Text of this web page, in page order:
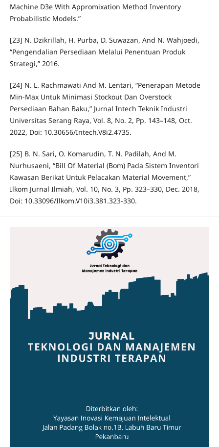
Machine D3e With Appromixation Method Inventory
Probabilistic Models.”
[23] N. Dzikrillah, H. Purba, D. Suwazan, And N. Wahjoedi,
“Pengendalian Persediaan Melalui Penentuan Produk
Strategi,” 2016.
[24] N. L. Rachmawati And M. Lentari, “Penerapan Metode
Min-Max Untuk Minimasi Stockout Dan Overstock
Persediaan Bahan Baku,” Jurnal Intech Teknik Industri
Universitas Serang Raya, Vol. 8, No. 2, Pp. 143–148, Oct.
2022, Doi: 10.30656/Intech.V8i2.4735.
[25] B. N. Sari, O. Komarudin, T. N. Padilah, And M.
Nurhusaeni, “Bill Of Material (Bom) Pada Sistem Inventori
Kawasan Berikat Untuk Pelacakan Material Movement,”
Ilkom Jurnal Ilmiah, Vol. 10, No. 3, Pp. 323–330, Dec. 2018,
Doi: 10.33096/Ilkom.V10i3.381.323-330.